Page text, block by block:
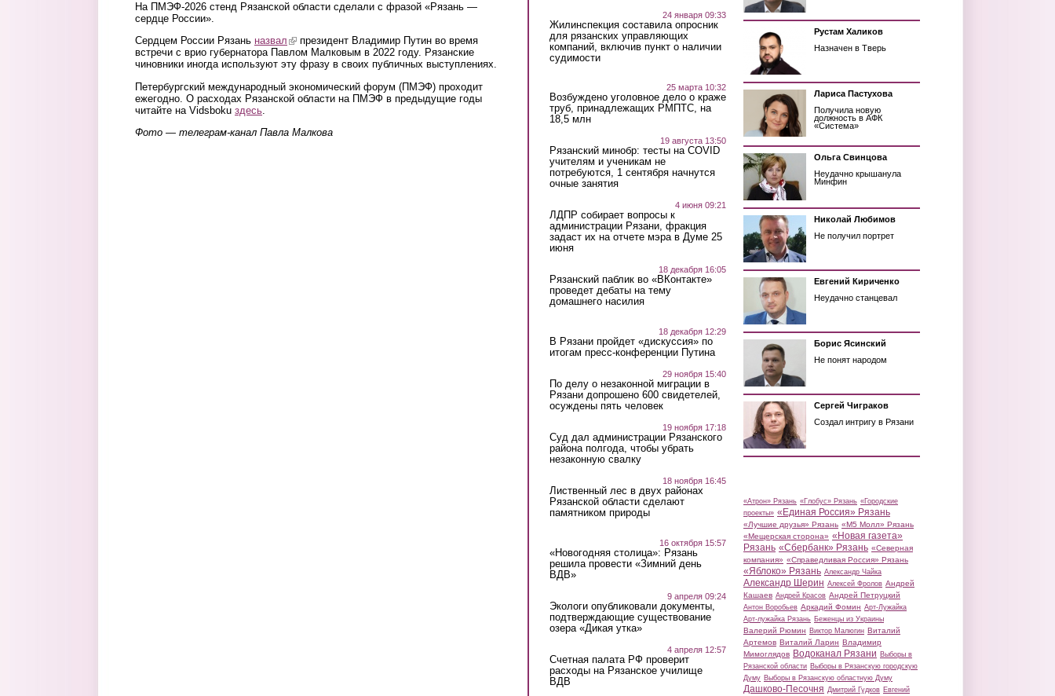
На ПМЭФ-2026 стенд Рязанской области сделали с фразой «Рязань —
сердце России».
Сердцем России Рязань назвал (link is external)
президент Владимир Путин во время
встречи с врио губернатора Павлом Малковым в 2022 году. Рязанские
чиновники иногда используют эту фразу в своих публичных выступлениях.
Петербургский международный экономический форум (ПМЭФ) проходит
ежегодно. О расходах Рязанской области на ПМЭФ в предыдущие годы
читайте на Vidsboku здесь
Фото — телеграм-канал Павла Малкова
24 января 09:33
Жилинспекция составила опросник
для рязанских управляющих
компаний, включив пункт о наличии
судимости
25 марта 10:32
Возбуждено уголовное дело о краже
труб, принадлежащих РМПТС, на
18,5 млн
19 августа 13:50
Рязанский минобр: тесты на COVID
учителям и ученикам не
потребуются, 1 сентября начнутся
очные занятия
4 июня 09:21
ЛДПР собирает вопросы к
администрации Рязани, фракция
задаст их на отчете мэра в Думе 25
июня
18 декабря 16:05
Рязанский паблик во «ВКонтакте»
проведет дебаты на тему
домашнего насилия
18 декабря 12:29
В Рязани пройдет «дискуссия» по
итогам пресс-конференции Путина
29 ноября 15:40
По делу о незаконной миграции в
Рязани допрошено 600 свидетелей,
осуждены пять человек
19 ноября 17:18
Суд дал администрации Рязанского
района полгода, чтобы убрать
незаконную свалку
18 ноября 16:45
Лиственный лес в двух районах
Рязанской области сделают
памятником природы
16 октября 15:57
«Новогодняя столица»: Рязань
решила провести «Зимний день
ВДВ»
9 апреля 09:24
Экологи опубликовали документы,
подтверждающие существование
озера «Дикая утка»
4 апреля 12:57
Счетная палата РФ проверит
расходы на Рязанское училище
ВДВ
Рустам Халиков
Назначен в Тверь
Лариса Пастухова
Получила новую
должность в АФК
«Система»
Ольга Свинцова
Неудачно крышанула
Минфин
Николай Любимов
Не получил портрет
Евгений Кириченко
Неудачно станцевал
Борис Ясинский
Не понят народом
Сергей Чиграков
Создал интригу в Рязани
«Атрон» Рязань «Глобус» Рязань «Городские
проекты» «Единая Россия» Рязань
«Лучшие друзья» Рязань «М5 Молл» Рязань
«Мещерская сторона» «Новая газета»
Рязань «Сбербанк» Рязань «Северная
компания» «Справедливая Россия» Рязань
«Яблоко» Рязань Александр Чайка
Александр Шерин Алексей Фролов Андрей
Кашаев Андрей Красов Андрей Петруцкий
Антон Воробьев Аркадий Фомин Арт-Лужайка
Арт-лужайка Рязань Беженцы из Украины
Валерий Рюмин Виктор Малюгин Виталий
Артемов Виталий Ларин Владимир
Мимоглядов Водоканал Рязани Выборы в
Рязанской области Выборы в Рязанскую городскую
Думу Выборы в Рязанскую областную Думу
Дашково-Песочня Дмитрий Гудков Евгений